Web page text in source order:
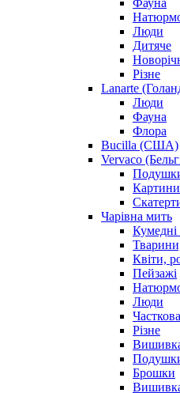
Люди
Дитяче
Різне
Lanarte
Люди
Фауна
Флора
Bucilla (США)
Vervaco
Картини
Чарiвна мить
Кумедні
Квіти,
Пейзажі
Люди
Різне
Брошки
Вишивка